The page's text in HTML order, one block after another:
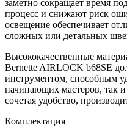
заметно сокращает время
процесс и снижают риск
освещение обеспечивает
сложных или детальных
Высококачественные
Bernette AIRLOCK b68SE
инструментом, способным
начинающих мастеров, так
сочетая удобство,
Комплектация